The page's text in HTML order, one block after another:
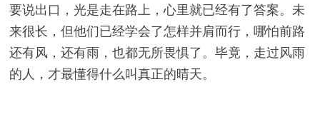
要说出口，光是走在路上，心里就已经有了答案。未
来很长，但他们已经学会了怎样并肩而行，哪怕前路
还有风，还有雨，也都无所畏惧了。毕竟，走过风雨
的人，才最懂得什么叫真正的晴天。